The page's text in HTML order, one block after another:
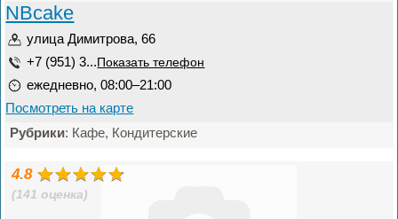
NBcake
улица Димитрова, 66
+7 (951) 3... Показать телефон
ежедневно, 08:00–21:00
Посмотреть на карте
Рубрики: Кафе, Кондитерские
4.8
(141 оценка)